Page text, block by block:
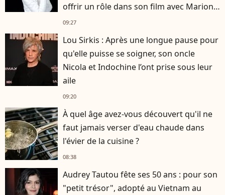
offrir un rôle dans son film avec Marion
Cotillard
09:27
Lou Sirkis : Après une longue pause pour
qu'elle puisse se soigner, son oncle
Nicola et Indochine l’ont prise sous leur
aile
09:20
À quel âge avez-vous découvert qu'il ne
faut jamais verser d'eau chaude dans
l'évier de la cuisine ?
08:38
Audrey Tautou fête ses 50 ans : pour son
"petit trésor", adopté au Vietnam au